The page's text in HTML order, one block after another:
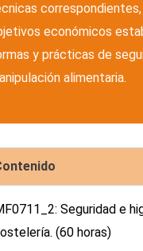
económicos
y prácticas de
alimentaria.
Seguridad e
(60 horas)